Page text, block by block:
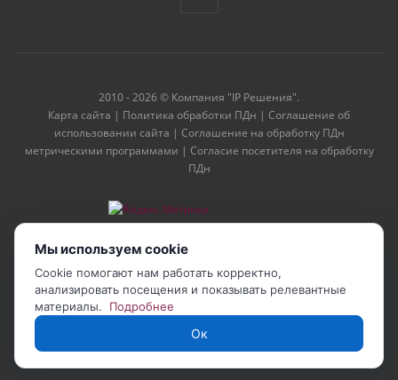
2010 - 2026 © Компания "IP Решения".
Карта сайта | Политика обработки ПДн | Соглашение об
использовании сайта | Соглашение на обработку ПДн
метрическими программами | Согласие посетителя на обработку
ПДн
Мы используем cookie
Cookie помогают нам работать корректно,
анализировать посещения и показывать релевантные
материалы.
Подробнее
Ок